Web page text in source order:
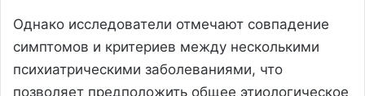
Однако исследователи отмечают совпадение
симптомов и критериев между несколькими
психиатрическими заболеваниями, что
позволяет предположить общее этиологическое